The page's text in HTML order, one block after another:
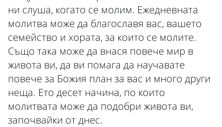
ни слуша, когато се молим. Ежедневната
молитва може да благославя вас, вашето
семейство и хората, за които се молите.
Също така може да внася повече мир в
живота ви, да ви помага да научавате
повече за Божия план за вас и много други
неща. Ето десет начина, по които
молитвата може да подобри живота ви,
започвайки от днес.